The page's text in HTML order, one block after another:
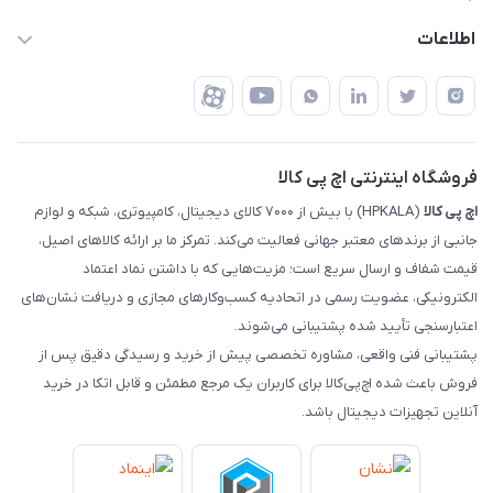
تهران - طبقه سوم تجاری - پلاک 11014
ضمانت اصالت کالا
رهگیری مرسولات پست
رهگیری مرسولات چاپار
رهگیری مرسولات ماهکس
اطلاعات
درباره ما
تماس با ما
فروشگاه اینترنتی اچ پی کالا
اچ‌ پی‌ کالا
(HPKALA) با بیش از ۷۰۰۰ کالای دیجیتال، کامپیوتری، شبکه و لوازم
جانبی از برندهای معتبر جهانی فعالیت می‌کند. تمرکز ما بر ارائه کالاهای اصیل،
قیمت شفاف و ارسال سریع است؛ مزیت‌هایی که با داشتن نماد اعتماد
الکترونیکی، عضویت رسمی در اتحادیه کسب‌وکارهای مجازی و دریافت نشان‌های
اعتبارسنجی تأیید شده پشتیبانی می‌شوند.
پشتیبانی فنی واقعی، مشاوره تخصصی پیش از خرید و رسیدگی دقیق پس از
فروش باعث شده اچ‌پی‌کالا برای کاربران یک مرجع مطمئن و قابل اتکا در خرید
آنلاین تجهیزات دیجیتال باشد.